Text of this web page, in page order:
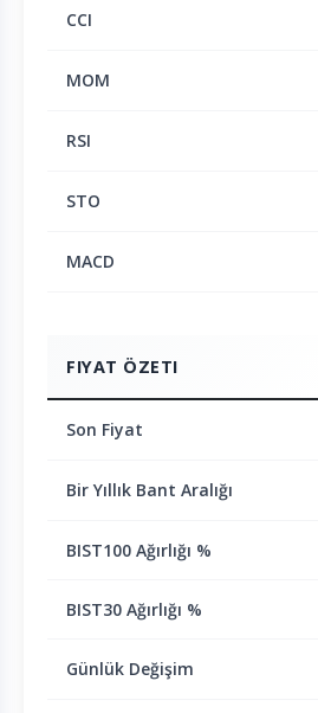
CCI
MOM
RSI
STO
MACD
FIYAT ÖZETI
Son Fiyat
Bir Yıllık Bant Aralığı
BIST100 Ağırlığı %
BIST30 Ağırlığı %
Günlük Değişim